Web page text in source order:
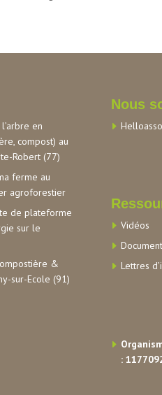
en
compost) au
Robert (77)
ferme au
agroforestier
de plateforme
sur le
&
sur-Ecole (91)
Nous
Helloasso
Vidéos
Lettres
: